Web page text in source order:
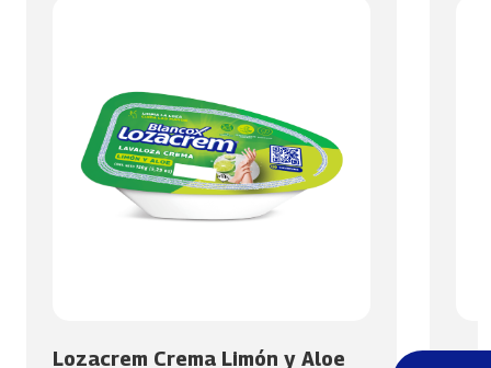
Lozacrem Crema Limón y Aloe